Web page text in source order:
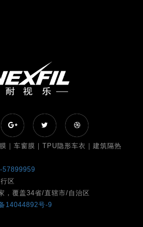
膜｜车窗膜｜TPU隐形车衣｜建筑隔热
57899959
区
，覆盖34省/直辖市/自治区
14044892号-9